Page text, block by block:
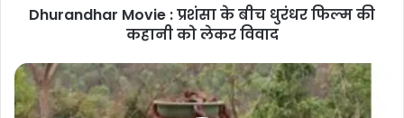
कहानी
विवाद
Dhurandhar Movie : प्रशंसा के बीच धुरंधर फिल्म की
कहानी को लेकर विवाद
vb
g
ram